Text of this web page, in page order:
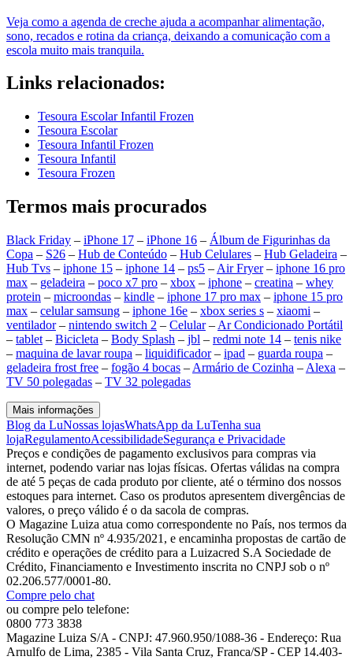
Veja como a agenda de creche ajuda a acompanhar alimentação,
sono, recados e rotina da criança, deixando a comunicação com a
escola muito mais tranquila.
Links relacionados:
Tesoura Escolar Infantil Frozen
Tesoura Escolar
Tesoura Infantil Frozen
Tesoura Infantil
Tesoura Frozen
Termos mais procurados
Black Friday – iPhone 17 – iPhone 16 – Álbum de Figurinhas da
Copa – S26 – Hub de Conteúdo – Hub Celulares – Hub Geladeira –
Hub Tvs – iphone 15 – iphone 14 – ps5 – Air Fryer– iphone 16 pro
max – geladeira – poco x7 pro – xbox – iphone – creatina – whey
protein – microondas – kindle – iphone 17 pro max – iphone 15 pro
max – celular samsung – iphone 16e – xbox series s – xiaomi –
ventilador– nintendo switch 2 – Celular– Ar Condicionado Portátil
– tablet – Bicicleta – Body Splash – jbl – redmi note 14 – tenis nike
– maquina de lavar roupa – liquidificador– ipad – guarda roupa –
geladeira frost free – fogão 4 bocas – Armário de Cozinha – Alexa –
TV 50 polegadas – TV 32 polegadas
Mais informações
Blog da LuNossas lojasWhatsApp da LuTenha sua
lojaRegulamentoAcessibilidadeSegurança e Privacidade
Preços e condições de pagamento exclusivos para compras via
internet, podendo variar nas lojas físicas. Ofertas válidas na compra
de até 5 peças de cada produto por cliente, até o término dos nossos
estoques para internet. Caso os produtos apresentem divergências de
valores, o preço válido é o da sacola de compras.
O Magazine Luiza atua como correspondente no País, nos termos da
Resolução CMN nº 4.935/2021, e encaminha propostas de cartão de
crédito e operações de crédito para a Luizacred S.A Sociedade de
Crédito, Financiamento e Investimento inscrita no CNPJ sob o nº
02.206.577/0001-80.
Compre pelo chat
ou compre pelo telefone:
0800 773 3838
Magazine Luiza S/A - CNPJ: 47.960.950/1088-36 - Endereço: Rua
Arnulfo de Lima, 2385 - Vila Santa Cruz, Franca/SP - CEP 14.403-